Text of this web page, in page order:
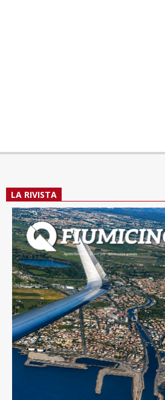
LA RIVISTA